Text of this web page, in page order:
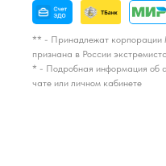
** - Принадлежат корпорации
признана в России
* - Подробная информация об
чате или личном кабинете